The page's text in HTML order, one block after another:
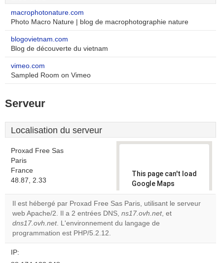
macrophotonature.com
Photo Macro Nature | blog de macrophotographie nature
blogovietnam.com
Blog de découverte du vietnam
vimeo.com
Sampled Room on Vimeo
Serveur
Localisation du serveur
Proxad Free Sas
Paris
France
48.87, 2.33
This page can't load
Google Maps
correctly.
Do you
own this
Il est hébergé par Proxad Free Sas Paris, utilisant le serveur
web Apache/2. Il a 2 entrées DNS, ns17.ovh.net, et
dns17.ovh.net. L'environnement du langage de
programmation est PHP/5.2.12.
IP: